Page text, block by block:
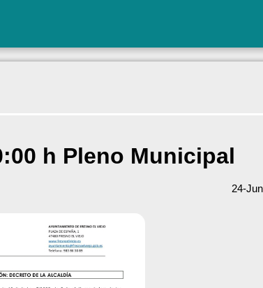
h Pleno Municipal
24-